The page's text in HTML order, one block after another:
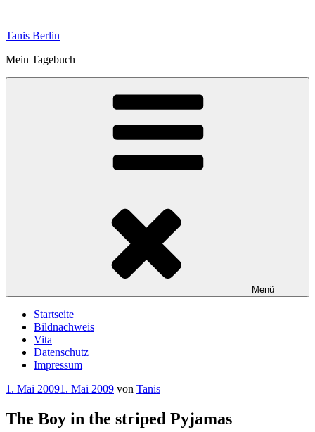
springen
Tanis Berlin
Mein Tagebuch
Menü
Startseite
Bildnachweis
Vita
Datenschutz
Impressum
Veröffentlicht
1. Mai 20091. Mai 2009 von Tanis
The Boy in the striped Pyjamas